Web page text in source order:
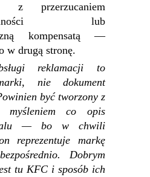
z przerzucaniem
lub
kompensatą —
w drugą stronę.
reklamacji to
nie dokument
być tworzony z
myśleniem co opis
— bo w chwili
reprezentuje markę
Dobrym
tu KFC i sposób ich